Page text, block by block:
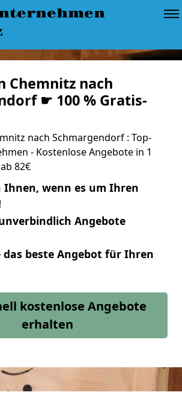
Chemnitz nach
☛ 100 % Gratis-
nach Schmargendorf : Top-
- Kostenlose Angebote in 1
82€
Ihnen, wenn es um Ihren
Angebote
das beste Angebot für Ihren
kostenlose Angebote
erhalten